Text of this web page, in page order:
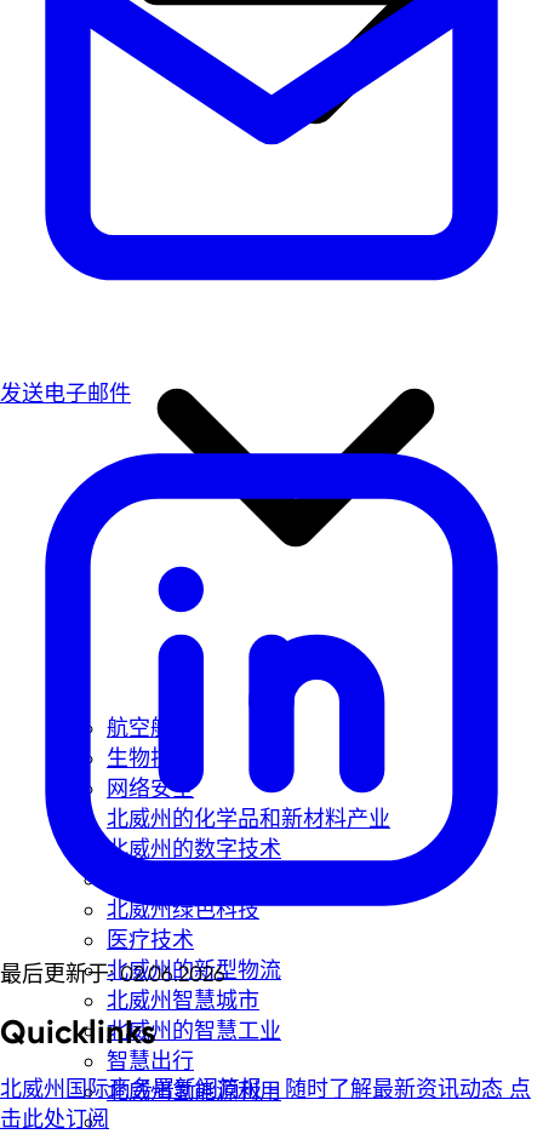
航空航天
生物技術
网络安全
北威州的化学品和新材料产业
北威州的数字技术
北威州绿色科技
医疗技术
北威州的新型物流
北威州智慧城市
北威州的智慧工业
智慧出行
北威州氢能源利用
发送电子邮件
最后更新于: 02.06.2026
Quicklinks
北威州国际商务署新闻简报 - 随时了解最新资讯动态 点
击此处订阅